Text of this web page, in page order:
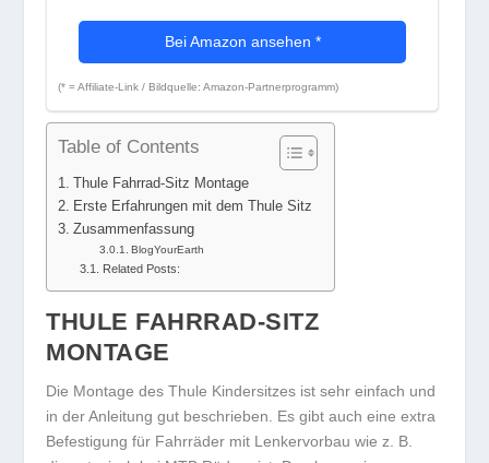
Bei Amazon ansehen *
(* = Affiliate-Link / Bildquelle: Amazon-Partnerprogramm)
Table of Contents
Thule Fahrrad-Sitz Montage
Erste Erfahrungen mit dem Thule Sitz
Zusammenfassung
BlogYourEarth
Related Posts:
THULE FAHRRAD-SITZ
MONTAGE
Die Montage des Thule Kindersitzes ist sehr einfach und
in der Anleitung gut beschrieben. Es gibt auch eine extra
Befestigung für Fahrräder mit Lenkervorbau wie z. B.